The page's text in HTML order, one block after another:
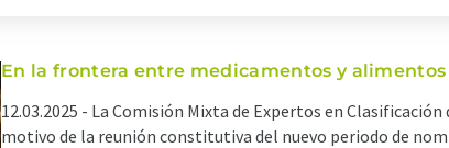
En la frontera entre medicamentos y alimentos
12.03.2025 - La Comisión Mixta de Expertos en
motivo de la reunión constitutiva del nuevo periodo de